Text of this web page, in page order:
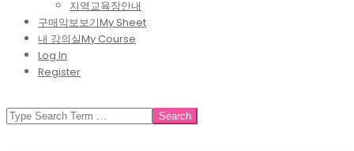
지역교육장안내
구매악보보기My Sheet
내 강의실My Course
Log In
Register
SEARCH